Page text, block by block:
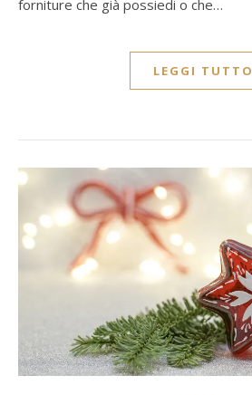
forniture che già possiedi o che…
LEGGI TUTTO